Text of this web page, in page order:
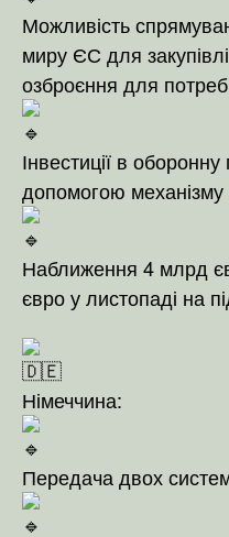
Можливість
миру ЄС для
озброєння для
Інвестиції в
допомогою
Наближення 4 млрд
євро у листопаді на
Німеччина:
Передача двох